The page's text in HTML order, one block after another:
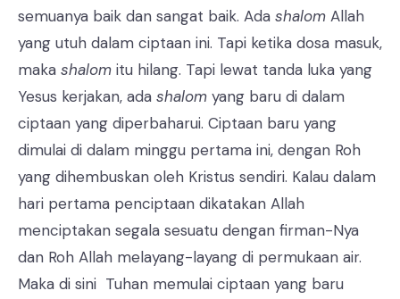
semuanya baik dan sangat baik. Ada shalom Allah
yang utuh dalam ciptaan ini. Tapi ketika dosa masuk,
maka shalom itu hilang. Tapi lewat tanda luka yang
Yesus kerjakan, ada shalom yang baru di dalam
ciptaan yang diperbaharui. Ciptaan baru yang
dimulai di dalam minggu pertama ini, dengan Roh
yang dihembuskan oleh Kristus sendiri. Kalau dalam
hari pertama penciptaan dikatakan Allah
menciptakan segala sesuatu dengan firman-Nya
dan Roh Allah melayang-layang di permukaan air.
Maka di sini Tuhan memulai ciptaan yang baru